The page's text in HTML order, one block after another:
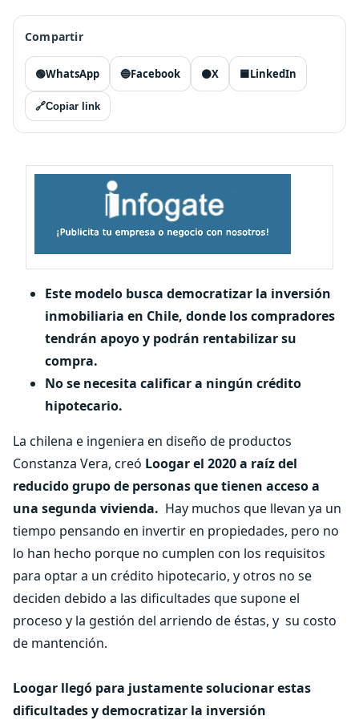
Compartir
🟢WhatsApp 🔵Facebook ⚫X 🟦LinkedIn
🔗Copiar link
Este modelo busca democratizar la inversión
inmobiliaria en Chile, donde los compradores
tendrán apoyo y podrán rentabilizar su
compra.
No se necesita calificar a ningún crédito
hipotecario.
La chilena e ingeniera en diseño de productos
Constanza Vera, creó Loogarel 2020 a raíz del
reducido grupo de personas que tienen acceso a
una segunda vivienda. Hay muchos que llevan ya un
tiempo pensando en invertir en propiedades, pero no
lo han hecho porque no cumplen con los requisitos
para optar a un crédito hipotecario, y otros no se
deciden debido a las dificultades que supone el
proceso y la gestión del arriendo de éstas, y su costo
de mantención.
Loogar llegó para justamente solucionar estas
dificultades y democratizar la inversión